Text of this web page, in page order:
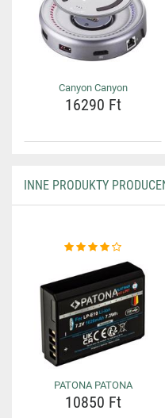
Canyon Canyon
16290 Ft
INNE PRODUKTY
PATONA PATONA
10850 Ft